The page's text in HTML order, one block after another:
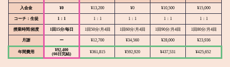
入会金 ¥0 ¥13,200 ¥0 ¥10,500 ¥15,000
コーチ：生徒 1：1 1：1 1：1 1：1 1：1
授業時間/頻度 1回15分/毎日 1回50分/月4回 1回60分/月4回 1回90分/月4回 1回80分/月4回
月謝 ー ¥12,700 ¥34,560 ¥28,000 ¥23,936
年間費用
¥92,400
(66日完結)
¥361,815 ¥592,920 ¥437,531 ¥425,652